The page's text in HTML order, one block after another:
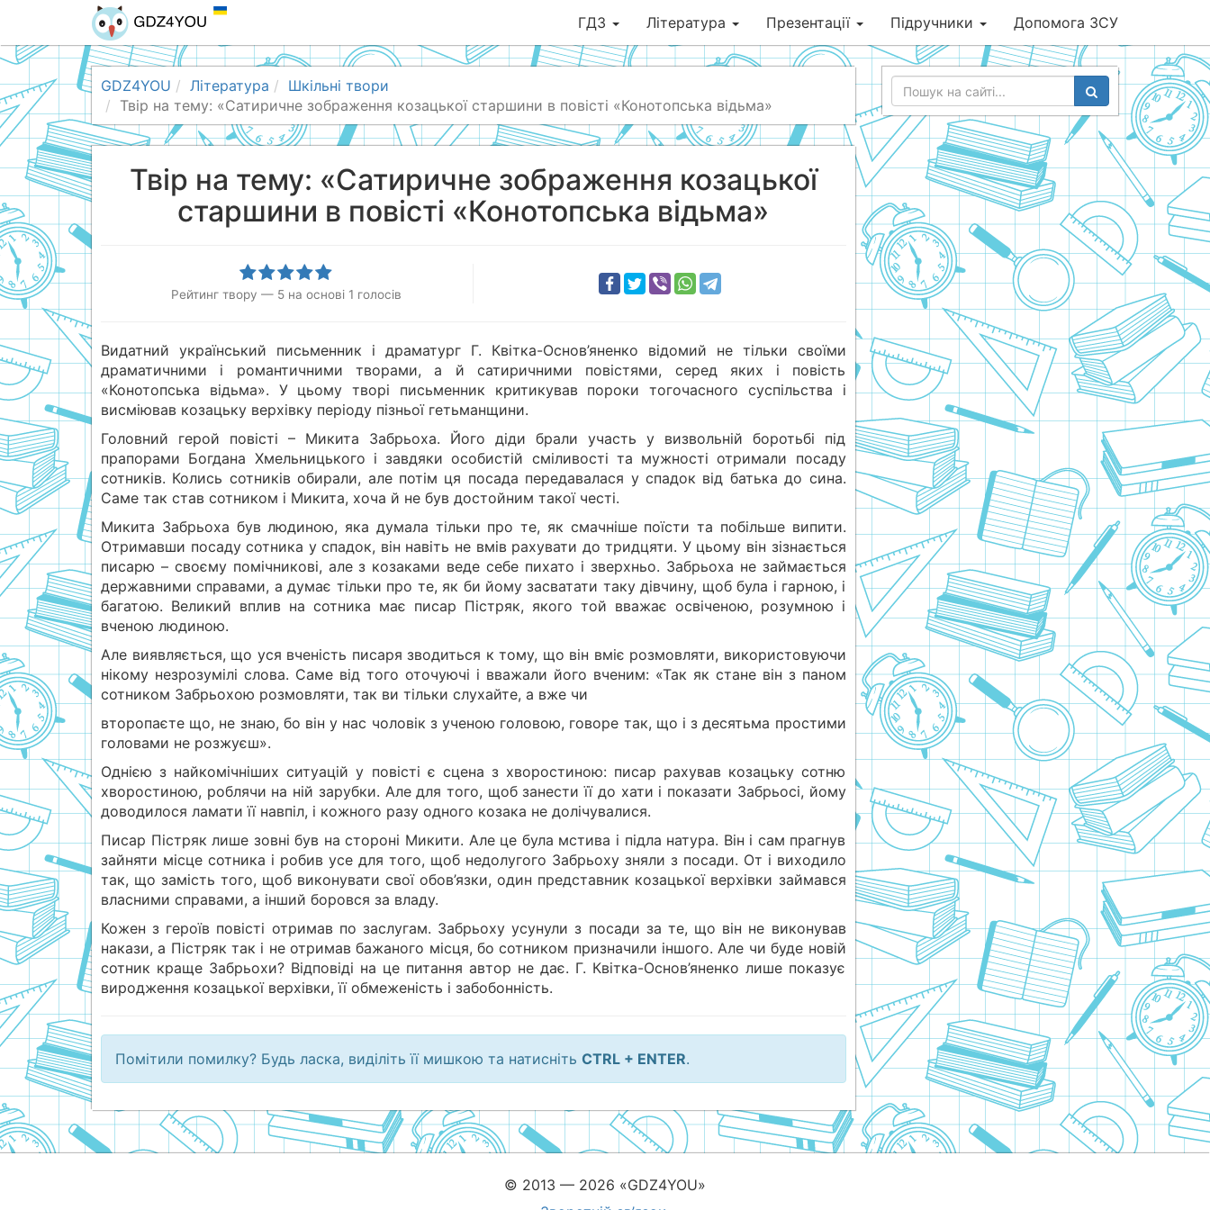
ГДЗ Література Презентації Підручники Допомога ЗСУ
GDZ4YOU Література
Шкільні твори
Твір на тему: «Сатиричне зображення козацької старшини в повісті «Конотопська відьма»
Твір на тему: «Сатиричне зображення козацької
старшини в повісті «Конотопська відьма»
Рейтинг твору — 5 на основі 1 голосів
Видатний український письменник і драматург Г. Квітка-Основ’яненко відомий не тільки своїми
драматичними і романтичними творами, а й сатиричними повістями, серед яких і повість
«Конотопська відьма». У цьому творі письменник критикував пороки тогочасного суспільства і
висміював козацьку верхівку періоду пізньої гетьманщини.
Головний герой повісті – Микита Забрьоха. Його діди брали участь у визвольній боротьбі під
прапорами Богдана Хмельницького і завдяки особистій сміливості та мужності отримали посаду
сотників. Колись сотників обирали, але потім ця посада передавалася у спадок від батька до сина.
Саме так став сотником і Микита, хоча й не був достойним такої честі.
Микита Забрьоха був людиною, яка думала тільки про те, як смачніше поїсти та побільше випити.
Отримавши посаду сотника у спадок, він навіть не вмів рахувати до тридцяти. У цьому він зізнається
писарю – своєму помічникові, але з козаками веде себе пихато і зверхньо. Забрьоха не займається
державними справами, а думає тільки про те, як би йому засватати таку дівчину, щоб була і гарною, і
багатою. Великий вплив на сотника має писар Пістряк, якого той вважає освіченою, розумною і
вченою людиною.
Але виявляється, що уся вченість писаря зводиться к тому, що він вміє розмовляти, використовуючи
нікому незрозумілі слова. Саме від того оточуючі і вважали його вченим: «Так як стане він з паном
сотником Забрьохою розмовляти, так ви тільки слухайте, а вже чи
второпаєте що, не знаю, бо він у нас чоловік з ученою головою, говоре так, що і з десятьма простими
головами не розжуєш».
Однією з найкомічніших ситуацій у повісті є сцена з хворостиною: писар рахував козацьку сотню
хворостиною, роблячи на ній зарубки. Але для того, щоб занести її до хати і показати Забрьосі, йому
доводилося ламати її навпіл, і кожного разу одного козака не долічувалися.
Писар Пістряк лише зовні був на стороні Микити. Але це була мстива і підла натура. Він і сам прагнув
зайняти місце сотника і робив усе для того, щоб недолугого Забрьоху зняли з посади. От і виходило
так, що замість того, щоб виконувати свої обов’язки, один представник козацької верхівки займався
власними справами, а інший боровся за владу.
Кожен з героїв повісті отримав по заслугам. Забрьоху усунули з посади за те, що він не виконував
накази, а Пістряк так і не отримав бажаного місця, бо сотником призначили іншого. Але чи буде новій
сотник краще Забрьохи? Відповіді на це питання автор не дає. Г. Квітка-Основ’яненко лише показує
виродження козацької верхівки, її обмеженість і забобонність.
Помітили помилку? Будь ласка, виділіть її мишкою та натисніть CTRL + ENTER.
© 2013 — 2026 «GDZ4YOU»